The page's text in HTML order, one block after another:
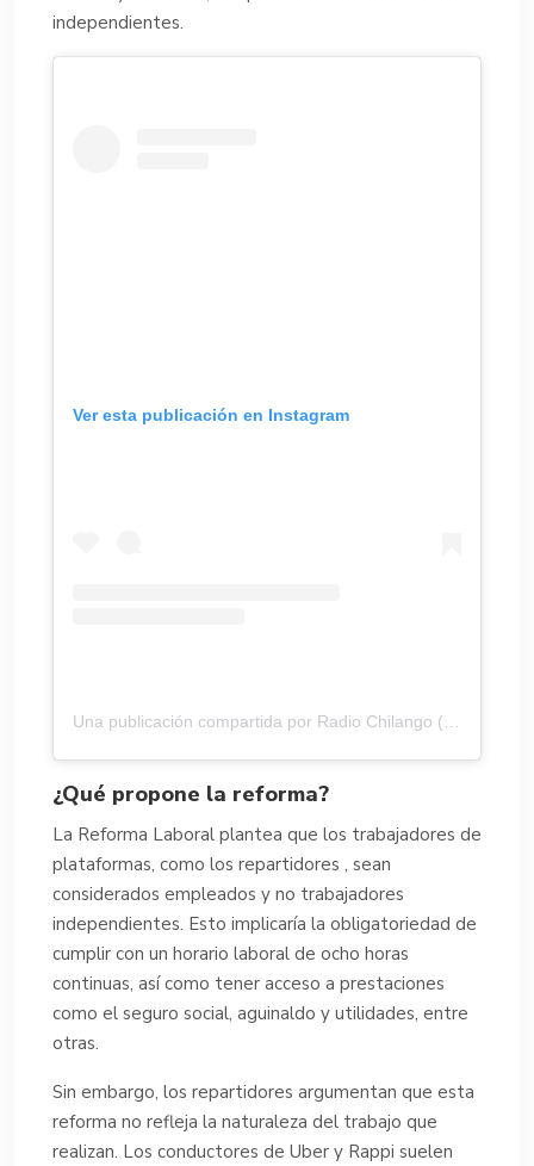
independientes.
Ver esta publicación en Instagram
¿Qué propone la reforma?
La Reforma Laboral plantea que los trabajadores de
plataformas, como los repartidores , sean
considerados empleados y no trabajadores
independientes. Esto implicaría la obligatoriedad de
cumplir con un horario laboral de ocho horas
continuas, así como tener acceso a prestaciones
como el seguro social, aguinaldo y utilidades, entre
otras.
Sin embargo, los repartidores argumentan que esta
reforma no refleja la naturaleza del trabajo que
realizan. Los conductores de Uber y Rappi suelen